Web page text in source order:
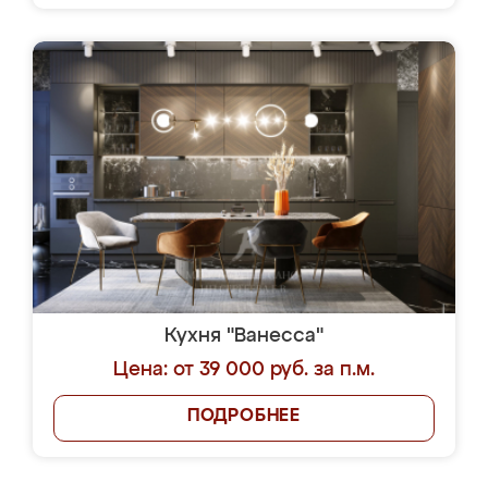
Кухня "Ванесса"
Цена: от 39 000 руб. за п.м.
ПОДРОБНЕЕ